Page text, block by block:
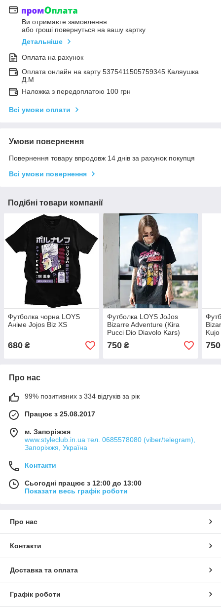
Ви отримаєте замовлення
або гроші повернуться на вашу картку
Детальніше
Оплата на рахунок
Оплата онлайн на карту 5375411505759345 Каляушка
Д.М
Наложка з передоплатою 100 грн
Всі умови оплати
Умови повернення
Повернення товару впродовж 14 днів за рахунок покупця
Всі умови повернення
Подібні товари компанії
Футболка чорна LOYS
Аніме Jojos Biz XS
680 ₴
Футболка LOYS JoJos
Bizarre Adventure (Kira
Pucci Dio Diavolo Kars)
чорний XS
750₴ 750
Про нас
99% позитивних з 334 відгуків за рік
Працює з 25.08.2017
м. Запоріжжя
www.styleclub.in.ua тел. 0685578080 (viber/telegram),
Запоріжжя, Україна
Контакти
Сьогодні працює з 12:00 до 13:00
Показати весь графік роботи
Про нас
Контакти
Доставка та оплата
Графік роботи